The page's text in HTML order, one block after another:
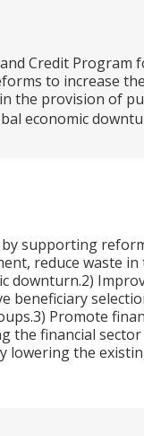
Credit Program
to increase
the provision of
economic
by supporting
reduce waste
downturn.2)
beneficiary
Promote
the financial
the